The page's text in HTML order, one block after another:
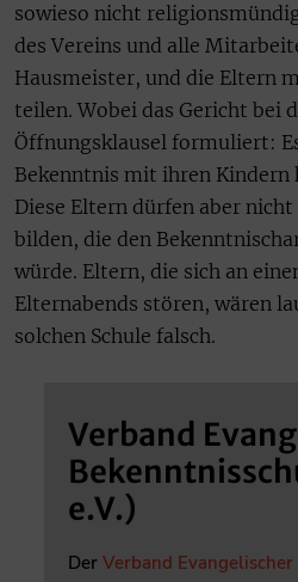
sowieso nicht
des Vereins und alle
Hausmeister, und die Eltern
teilen. Wobei das Gericht bei
Öffnungsklausel formuliert:
Bekenntnis mit ihren Kindern
Diese Eltern dürfen aber
bilden, die den
würde. Eltern, die sich an
Elternabends stören, wären
solchen Schule falsch.
Verband
e.V.)
Der Verband